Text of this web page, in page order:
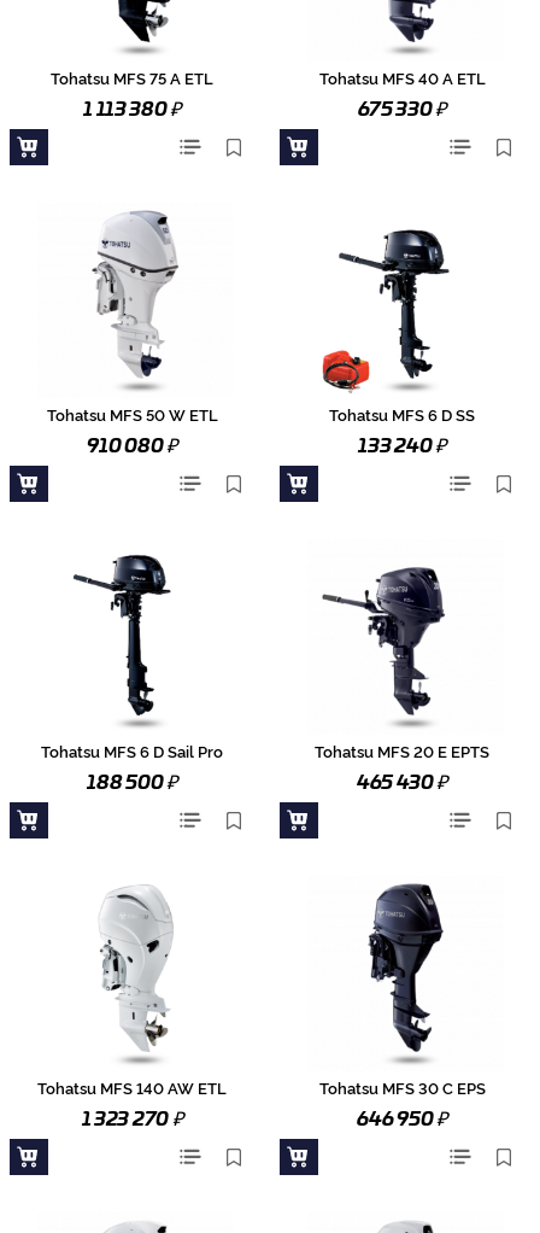
Tohatsu MFS 75 A ETL
1 113 380₽
Tohatsu MFS 40 A ETL
675 330₽
Tohatsu MFS 50 W ETL
910 080₽
Tohatsu MFS 6 D SS
133 240₽
Tohatsu MFS 6 D Sail Pro
188 500₽
Tohatsu MFS 20 E EPTS
465 430₽
Tohatsu MFS 140 AW ETL
1 323 270₽
Tohatsu MFS 30 C EPS
646 950₽